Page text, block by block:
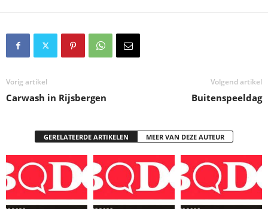
Vorig artikel
Carwash in Rijsbergen
Volgend artikel
Buitenspeeldag
GERELATEERDE ARTIKELEN MEER VAN DEZE AUTEUR